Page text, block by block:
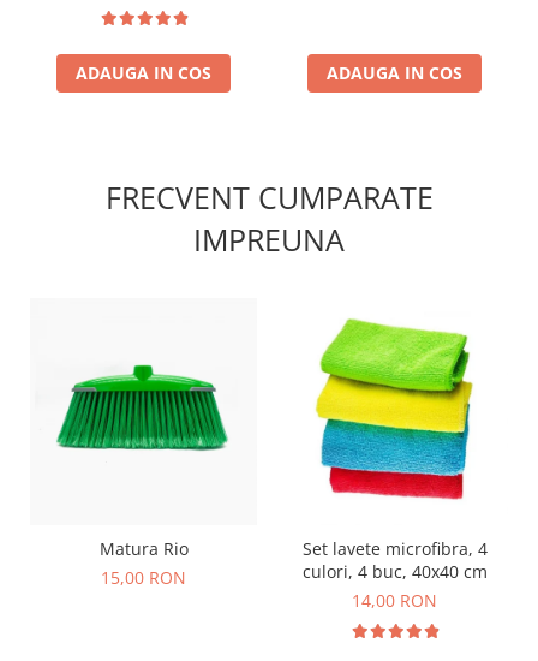
ADAUGA IN COS ADAUGA IN COS
FRECVENT CUMPARATE
IMPREUNA
Matura Rio
15,00 RON
Set lavete microfibra, 4
culori, 4 buc, 40x40 cm
14,00 RON